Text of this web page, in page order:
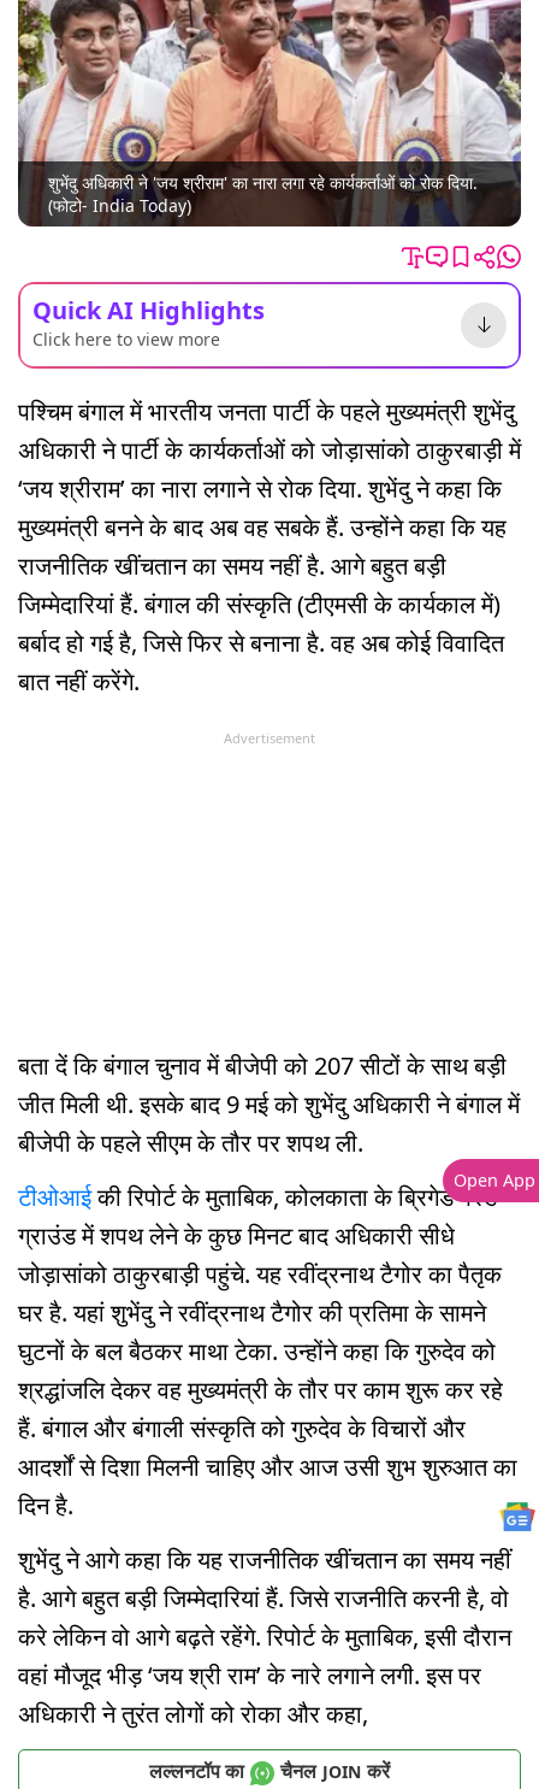
शुभेंदु अधिकारी ने 'जय श्रीराम' का नारा लगा रहे कार्यकर्ताओं को रोक दिया.
(फोटो- India Today)
Quick AI Highlights
Click here to view more
पश्चिम बंगाल में भारतीय जनता पार्टी के पहले मुख्यमंत्री शुभेंदु
अधिकारी ने पार्टी के कार्यकर्ताओं को जोड़ासांको ठाकुरबाड़ी में
‘जय श्रीराम’ का नारा लगाने से रोक दिया. शुभेंदु ने कहा कि
मुख्यमंत्री बनने के बाद अब वह सबके हैं. उन्होंने कहा कि यह
राजनीतिक खींचतान का समय नहीं है. आगे बहुत बड़ी
जिम्मेदारियां हैं. बंगाल की संस्कृति (टीएमसी के कार्यकाल में)
बर्बाद हो गई है, जिसे फिर से बनाना है. वह अब कोई विवादित
बात नहीं करेंगे.
Advertisement
बता दें कि बंगाल चुनाव में बीजेपी को 207 सीटों के साथ बड़ी
जीत मिली थी. इसके बाद 9 मई को शुभेंदु अधिकारी ने बंगाल में
बीजेपी के पहले सीएम के तौर पर शपथ ली.
टीओआईकी रिपोर्ट के मुताबिक, कोलकाता के ब्रिगेड परेड
ग्राउंड में शपथ लेने के कुछ मिनट बाद अधिकारी सीधे
जोड़ासांको ठाकुरबाड़ी पहुंचे. यह रवींद्रनाथ टैगोर का पैतृक
घर है. यहां शुभेंदु ने रवींद्रनाथ टैगोर की प्रतिमा के सामने
घुटनों के बल बैठकर माथा टेका. उन्होंने कहा कि गुरुदेव को
श्रद्धांजलि देकर वह मुख्यमंत्री के तौर पर काम शुरू कर रहे
हैं. बंगाल और बंगाली संस्कृति को गुरुदेव के विचारों और
आदर्शों से दिशा मिलनी चाहिए और आज उसी शुभ शुरुआत का
दिन है.
शुभेंदु ने आगे कहा कि यह राजनीतिक खींचतान का समय नहीं
है. आगे बहुत बड़ी जिम्मेदारियां हैं. जिसे राजनीति करनी है, वो
करे लेकिन वो आगे बढ़ते रहेंगे. रिपोर्ट के मुताबिक, इसी दौरान
वहां मौजूद भीड़ ‘जय श्री राम’ के नारे लगाने लगी. इस पर
अधिकारी ने तुरंत लोगों को रोका और कहा,
लल्लनटॉप का चैनल JOIN करें
Open App